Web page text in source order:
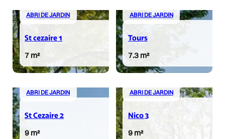
ABRI DE JARDIN
St cezaire 1
7 m²
ABRI DE JARDIN
Tours
7.3 m²
ABRI DE JARDIN
St Cezaire 2
9 m²
ABRI DE JARDIN
Nico 3
9 m²